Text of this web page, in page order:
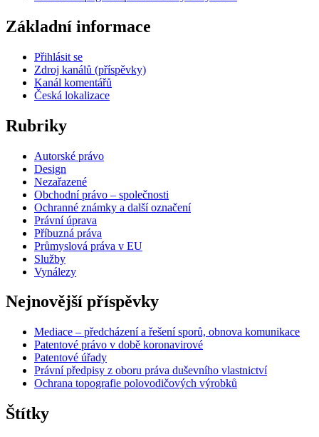
Základní informace
Přihlásit se
Zdroj kanálů (příspěvky)
Kanál komentářů
Česká lokalizace
Rubriky
Autorské právo
Design
Nezařazené
Obchodní právo – společnosti
Ochranné známky a další označení
Právní úprava
Příbuzná práva
Průmyslová práva v EU
Služby
Vynálezy
Nejnovější příspěvky
Mediace – předcházení a řešení sporů, obnova komunikace
Patentové právo v době koronavirové
Patentové úřady
Právní předpisy z oboru práva duševního vlastnictví
Ochrana topografie polovodičových výrobků
Štítky